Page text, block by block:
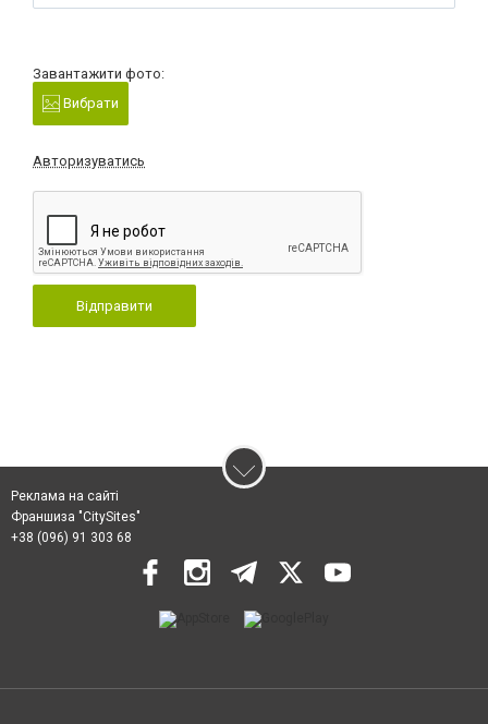
Завантажити фото:
Вибрати
Авторизуватись
Відправити
Реклама на сайті
Франшиза "CitySites"
+38 (096) 91 303 68